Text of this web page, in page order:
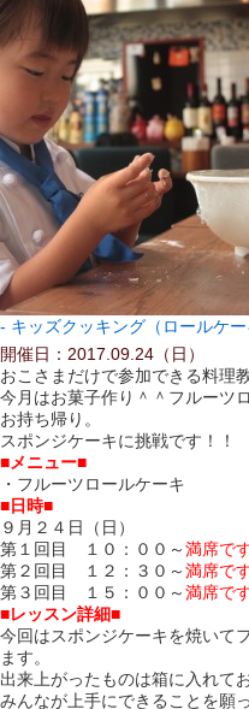
キッズクッキング（ロールケー
開催日：2017.09.24（日）
おこさまだけで参加できる料理
今月はお菓子作り＾＾フルーツ
お持ち帰り。
スポンジケーキに挑戦です！！
■メニュー■
・フルーツロールケーキ
■日時■
９月２４日（日）
第１回目 １０：００～満席で
第２回目 １２：３０～満席で
第３回目 １５：００～満席で
■レッスン詳細■
今回はスポンジケーキを焼いて
ます。
出来上がったものは箱に入れて
みんなが上手にできることを願